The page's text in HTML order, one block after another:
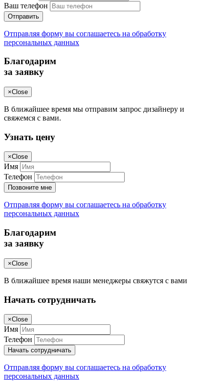
Ваш телефон
Отправить
Отправляя форму вы соглашаетесь на обработку
персональных данных
Благодарим
за заявку
×Close
В ближайшее время мы отправим запрос дизайнеру и
свяжемся с вами.
Узнать цену
×Close
Имя
Телефон
Позвоните мне
Отправляя форму вы соглашаетесь на обработку
персональных данных
Благодарим
за заявку
×Close
В ближайшее время наши менеджеры свяжутся с вами
Начать сотрудничать
×Close
Имя
Телефон
Начать сотрудничать
Отправляя форму вы соглашаетесь на обработку
персональных данных